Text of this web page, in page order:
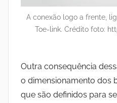
A conexão logo a frente,
Toe-link. Crédito foto:
Outra consequência
o dimensionamento dos
que são definidos para